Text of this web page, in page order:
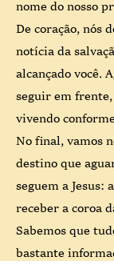
nome do nosso
De coração, nós
notícia da
alcançado você.
seguir em
vivendo
No final, vamos
destino que
seguem a Jesus:
receber a coroa
Sabemos que
bastante